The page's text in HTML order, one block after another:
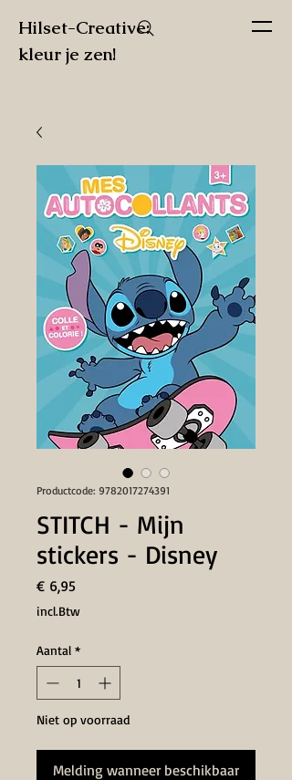
Hilset-Creative:
kleur je zen!
Productcode: 9782017274391
STITCH - Mijn
stickers - Disney
€ 6,95
incl.Btw
Aantal *
Niet op voorraad
Melding wanneer beschikbaar